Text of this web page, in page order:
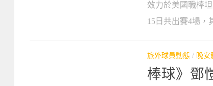
效力於美國職棒
15日共出賽4場，
旅外球員動態 / 晚安
棒球》鄧